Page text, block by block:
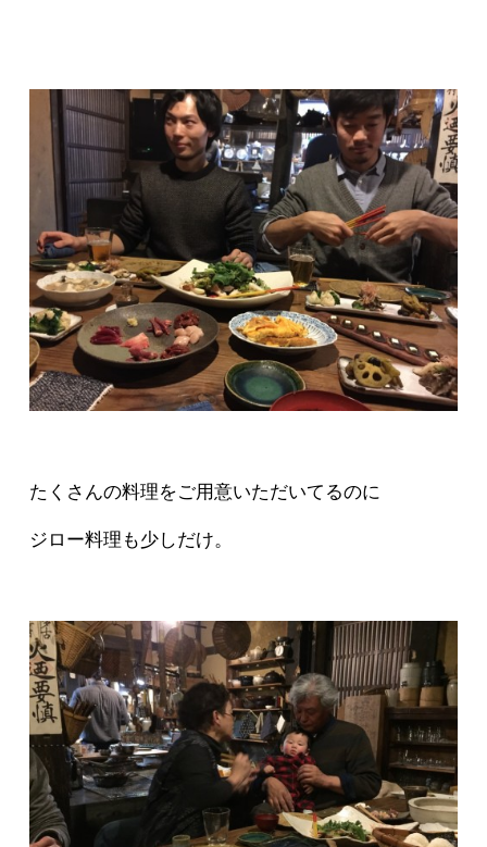
たくさんの料理をご用意いただいてるのに
ジロー料理も少しだけ。